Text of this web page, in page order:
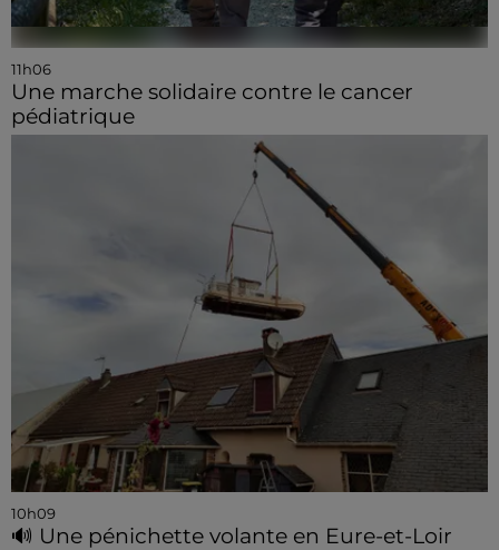
11h06
Une marche solidaire contre le cancer
pédiatrique
10h09
🔊 Une pénichette volante en Eure-et-Loir